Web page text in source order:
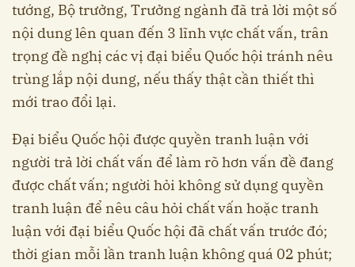
tướng, Bộ trưởng, Trưởng ngành đã trả lời một số
nội dung lên quan đến 3 lĩnh vực chất vấn, trân
trọng đề nghị các vị đại biểu Quốc hội tránh nêu
trùng lắp nội dung, nếu thấy thật cần thiết thì
mới trao đổi lại.
Đại biểu Quốc hội được quyền tranh luận với
người trả lời chất vấn để làm rõ hơn vấn đề đang
được chất vấn; người hỏi không sử dụng quyền
tranh luận để nêu câu hỏi chất vấn hoặc tranh
luận với đại biểu Quốc hội đã chất vấn trước đó;
thời gian mỗi lần tranh luận không quá 02 phút;